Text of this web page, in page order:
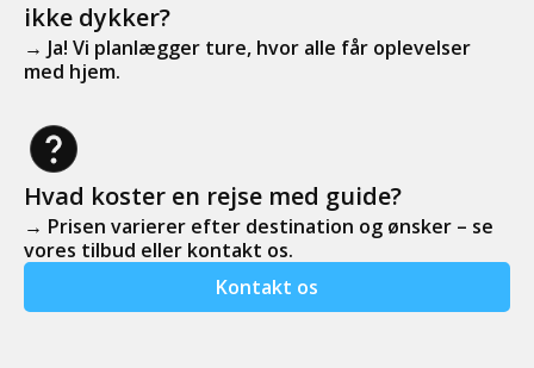
ikke dykker?
→ Ja! Vi planlægger ture, hvor alle får oplevelser
med hjem.
Hvad koster en rejse med guide?
→ Prisen varierer efter destination og ønsker – se
vores tilbud eller kontakt os.
Kontakt os